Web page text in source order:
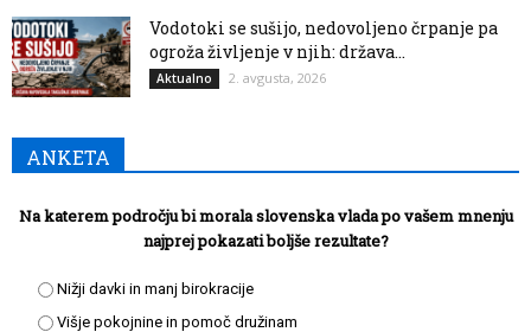
Vodotoki se sušijo, nedovoljeno črpanje pa
ogroža življenje v njih: država...
Aktualno 2. avgusta, 2026
ANKETA
Na katerem področju bi morala slovenska vlada po vašem mnenju
najprej pokazati boljše rezultate?
Nižji davki in manj birokracije
Višje pokojnine in pomoč družinam